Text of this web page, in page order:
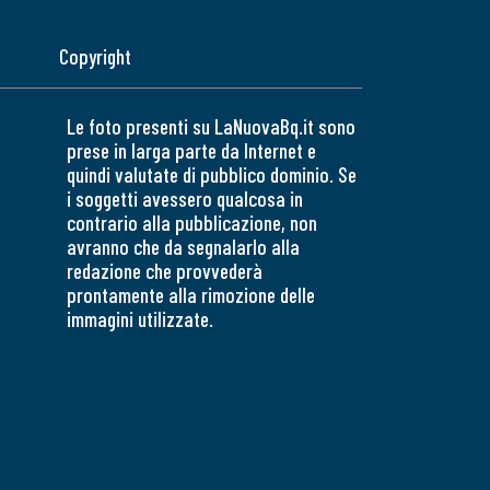
Copyright
Le foto presenti su LaNuovaBq.it sono
prese in larga parte da Internet e
quindi valutate di pubblico dominio. Se
i soggetti avessero qualcosa in
contrario alla pubblicazione, non
avranno che da segnalarlo alla
redazione che provvederà
prontamente alla rimozione delle
immagini utilizzate.